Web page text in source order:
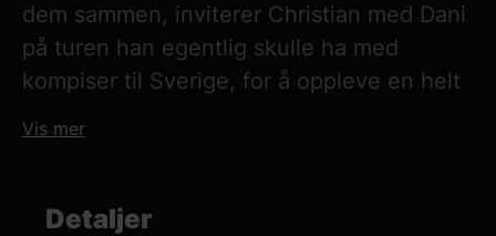
Detaljer
dem sammen, inviterer Christian med Dani
på turen han egentlig skulle ha med
kompiser til Sverige, for å oppleve en helt
sakte men sikkert til et mareritt når
Vis mer